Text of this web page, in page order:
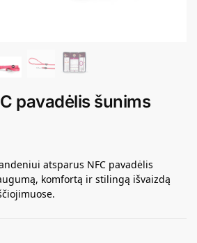
pavadėlis šunims
atsparus NFC pavadėlis
komfortą ir stilingą išvaizdą